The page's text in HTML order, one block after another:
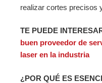
realizar cortes precisos
TE PUEDE
buen proveedor de
laser en la industria
¿POR QUÉ ES